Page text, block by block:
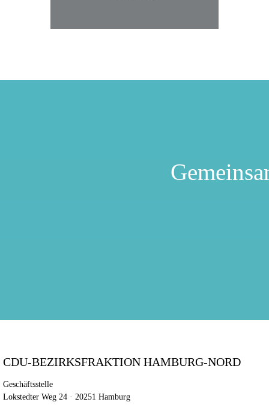
CDU-BEZIRKSFRAKTION HAMBURG-NORD
Geschäftsstelle
Lokstedter Weg 24 · 20251 Hamburg